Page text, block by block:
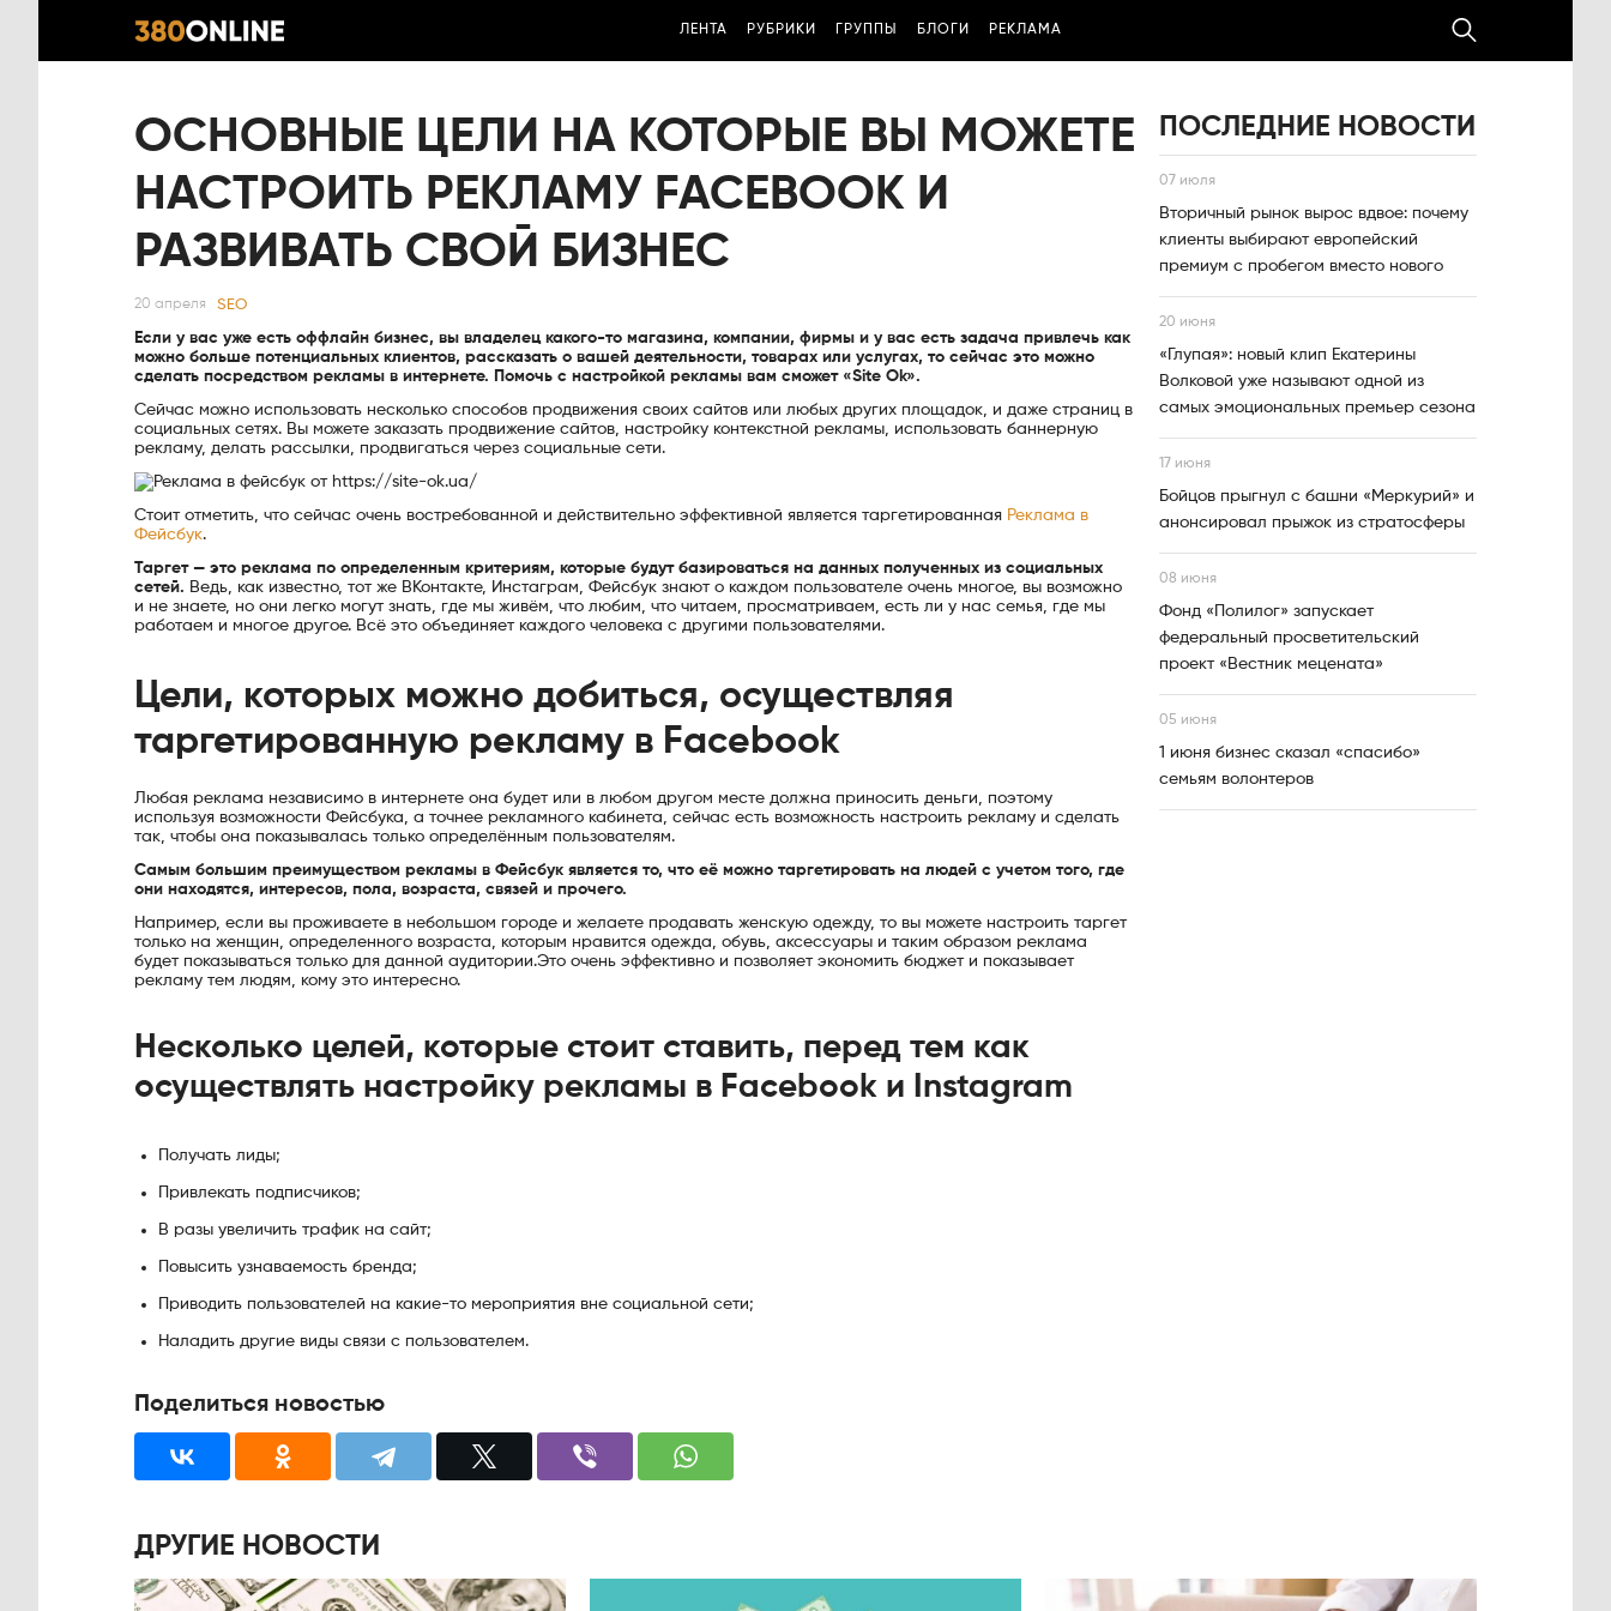
ЛЕНТА РУБРИКИ ГРУППЫ БЛОГИ РЕКЛАМА
ОСНОВНЫЕ ЦЕЛИ НА КОТОРЫЕ ВЫ МОЖЕТЕ
НАСТРОИТЬ РЕКЛАМУ FACEBOOK И
РАЗВИВАТЬ СВОЙ БИЗНЕС
20 апреля SEO
Если у вас уже есть оффлайн бизнес, вы владелец какого-то магазина, компании, фирмы и у вас есть задача привлечь как
можно больше потенциальных клиентов, рассказать о вашей деятельности, товарах или услугах, то сейчас это можно
сделать посредством рекламы в интернете. Помочь с настройкой рекламы вам сможет «Site Ok».
Сейчас можно использовать несколько способов продвижения своих сайтов или любых других площадок, и даже страниц в
социальных сетях. Вы можете заказать продвижение сайтов, настройку контекстной рекламы, использовать баннерную
рекламу, делать рассылки, продвигаться через социальные сети.
Стоит отметить, что сейчас очень востребованной и действительно эффективной является таргетированная Реклама в
Фейсбук.
Таргет — это реклама по определенным критериям, которые будут базироваться на данных полученных из социальных
сетей. Ведь, как известно, тот же ВКонтакте, Инстаграм, Фейсбук знают о каждом пользователе очень многое, вы возможно
и не знаете, но они легко могут знать, где мы живём, что любим, что читаем, просматриваем, есть ли у нас семья, где мы
работаем и многое другое. Всё это объединяет каждого человека с другими пользователями.
Цели, которых можно добиться, осуществляя
таргетированную рекламу в Facebook
Любая реклама независимо в интернете она будет или в любом другом месте должна приносить деньги, поэтому
используя возможности Фейсбука, а точнее рекламного кабинета, сейчас есть возможность настроить рекламу и сделать
так, чтобы она показывалась только определённым пользователям.
Самым большим преимуществом рекламы в Фейсбук является то, что её можно таргетировать на людей с учетом того, где
они находятся, интересов, пола, возраста, связей и прочего.
Например, если вы проживаете в небольшом городе и желаете продавать женскую одежду, то вы можете настроить таргет
только на женщин, определенного возраста, которым нравится одежда, обувь, аксессуары и таким образом реклама
будет показываться только для данной аудитории.Это очень эффективно и позволяет экономить бюджет и показывает
рекламу тем людям, кому это интересно.
Несколько целей, которые стоит ставить, перед тем как
осуществлять настройку рекламы в Facebook и Instagram
Получать лиды;
Привлекать подписчиков;
В разы увеличить трафик на сайт;
Повысить узнаваемость бренда;
Приводить пользователей на какие-то мероприятия вне социальной сети;
Наладить другие виды связи с пользователем.
Поделиться новостью
ПОСЛЕДНИЕ НОВОСТИ
07 июля
Вторичный рынок вырос вдвое: почему
клиенты выбирают европейский
премиум с пробегом вместо нового
20 июня
«Глупая»: новый клип Екатерины
Волковой уже называют одной из
самых эмоциональных премьер сезона
17 июня
Бойцов прыгнул с башни «Меркурий» и
анонсировал прыжок из стратосферы
08 июня
Фонд «Полилог» запускает
федеральный просветительский
проект «Вестник мецената»
05 июня
1 июня бизнес сказал «спасибо»
семьям волонтеров
ДРУГИЕ НОВОСТИ